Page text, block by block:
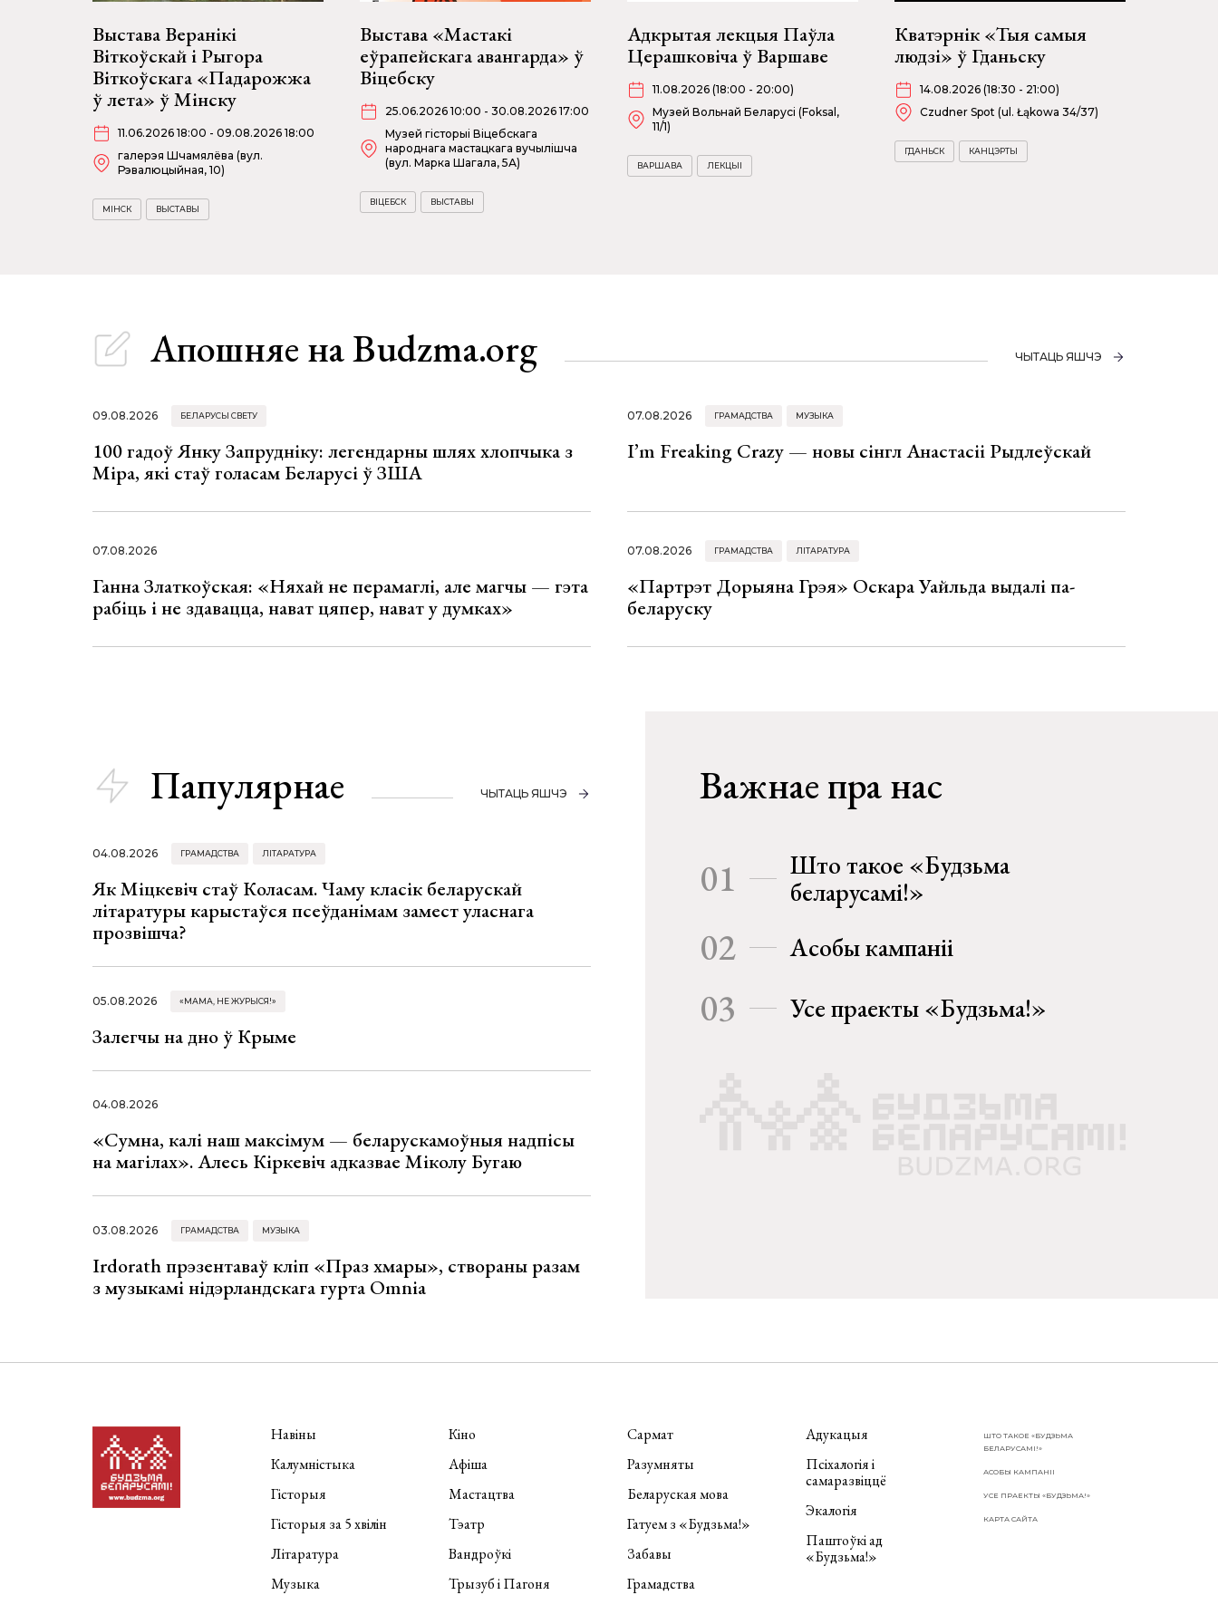
Выстава Веранікі
Віткоўскай і Рыгора
Віткоўскага «Падарожжа
ў лета» ў Мінску
11.06.2026 18:00 - 09.08.2026 18:00
галерэя Шчамялёва (вул.
Рэвалюцыйная, 10)
МІНСК ВЫСТАВЫ
Выстава «Мастакі
еўрапейскага авангарда» ў
Віцебску
25.06.2026 10:00 - 30.08.2026 17:00
Музей гісторыі Віцебскага
народнага мастацкага вучылішча
(вул. Марка Шагала, 5А)
ВІЦЕБСК ВЫСТАВЫ
Адкрытая лекцыя Паўла
Церашковіча ў Варшаве
11.08.2026 (18:00 - 20:00)
Музей Вольнай Беларусі (Foksal,
11/1)
ВАРШАВА ЛЕКЦЫІ
Кватэрнік «Тыя самыя
людзі» ў Гданьску
14.08.2026 (18:30 - 21:00)
Czudner Spot (ul. Łąkowa 34/37)
ГДАНЬСК КАНЦЭРТЫ
Апошняе на Budzma.org ЧЫТАЦЬ ЯШЧЭ
09.08.2026 БЕЛАРУСЫ СВЕТУ
100 гадоў Янку Запрудніку: легендарны шлях хлопчыка з
Міра, які стаў голасам Беларусі ў ЗША
07.08.2026 ГРАМАДСТВА МУЗЫКА
I’m Freaking Crazy — новы сінгл Анастасіі Рыдлеўскай
07.08.2026
Ганна Златкоўская: «Няхай не перамаглі, але магчы — гэта
рабіць і не здавацца, нават цяпер, нават у думках»
07.08.2026 ГРАМАДСТВА ЛІТАРАТУРА
«Партрэт Дорыяна Грэя» Оскара Уайльда выдалі па-
беларуску
Папулярнае ЧЫТАЦЬ ЯШЧЭ
04.08.2026 ГРАМАДСТВА ЛІТАРАТУРА
Як Міцкевіч стаў Коласам. Чаму класік беларускай
літаратуры карыстаўся псеўданімам замест уласнага
прозвішча?
05.08.2026 «МАМА, НЕ ЖУРЫСЯ!»
Залегчы на дно ў Крыме
04.08.2026
«Сумна, калі наш максімум — беларускамоўныя надпісы
на магілах». Алесь Кіркевіч адказвае Міколу Бугаю
03.08.2026 ГРАМАДСТВА МУЗЫКА
Irdorath прэзентаваў кліп «Праз хмары», створаны разам
з музыкамі нідэрландскага гурта Omnia
Важнае пра нас
01
Што такое «Будзьма
беларусамі!»
02 Асобы кампаніі
03 Усе праекты «Будзьма!»
Навіны
Калумністыка
Гісторыя
Гісторыя за 5 хвілін
Літаратура
Музыка
Кіно
Афіша
Мастацтва
Тэатр
Вандроўкі
Трызуб і Пагоня
Сармат
Разумняты
Беларуская мова
Гатуем з «Будзьма!»
Забавы
Грамадства
Адукацыя
Псіхалогія і
самаразвіццё
Экалогія
Паштоўкі ад
«Будзьма!»
ШТО ТАКОЕ «БУДЗЬМА
БЕЛАРУСАМІ!»
АСОБЫ КАМПАНІІ
УСЕ ПРАЕКТЫ «БУДЗЬМА!»
КАРТА САЙТА